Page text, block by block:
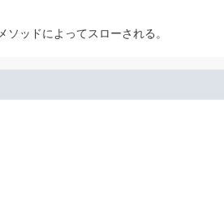
ソッドによってスローされる。